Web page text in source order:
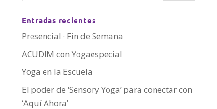
Entradas recientes
Presencial · Fin de Semana
ACUDIM con Yogaespecial
Yoga en la Escuela
El poder de ‘Sensory Yoga’ para conectar con
‘Aquí Ahora’